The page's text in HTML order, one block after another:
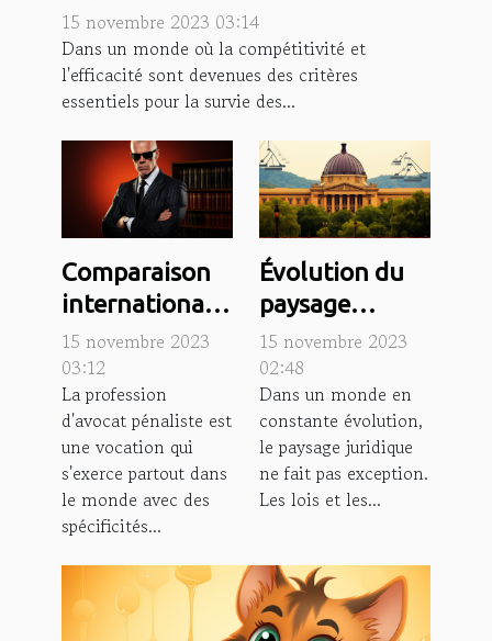
secrétariat
15 novembre 2023 03:14
Dans un monde où la compétitivité et
l'efficacité sont devenues des critères
essentiels pour la survie des...
Comparaison
internationale
de la
profession
d'avocat
pénaliste
15 novembre 2023
03:12
La profession
d'avocat pénaliste est
une vocation qui
s'exerce partout dans
le monde avec des
spécificités...
Évolution du
paysage
juridique à
Lyon:
tendances et
prévisions
15 novembre 2023
02:48
Dans un monde en
constante évolution,
le paysage juridique
ne fait pas exception.
Les lois et les...